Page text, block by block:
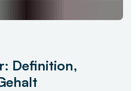
Definition,